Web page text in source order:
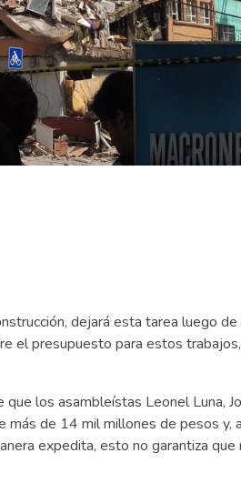
dejará esta tarea luego
el presupuesto para estos
los asambleístas Leonel Luna,
de 14 mil millones de pesos y,
expedita, esto no garantiza que